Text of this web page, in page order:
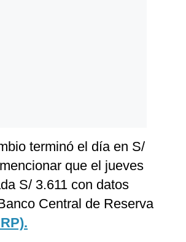
terminó el día en S/
que el jueves
S/ 3.611 con datos
Central de Reserva